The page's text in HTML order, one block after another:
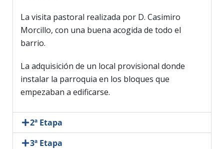
La visita pastoral realizada por D. Casimiro
Morcillo, con una buena acogida de todo el
barrio.
La adquisición de un local provisional donde
instalar la parroquia en los bloques que
empezaban a edificarse.
2ª Etapa
3ª Etapa